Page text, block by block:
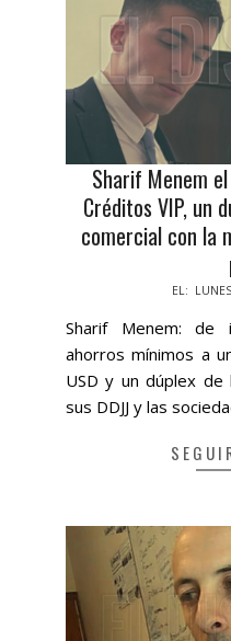
Sharif Menem
Créditos VIP, un
comercial con la
EL:
Sharif Menem: de
ahorros mínimos a
USD y un dúplex de
sus DDJJ y las